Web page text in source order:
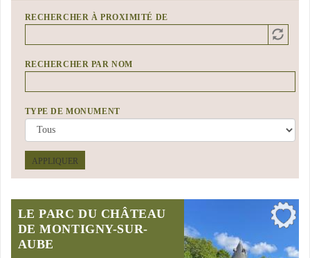
RECHERCHER À PROXIMITÉ DE
RECHERCHER PAR NOM
TYPE DE MONUMENT
APPLIQUER
LE PARC DU CHÂTEAU
DE MONTIGNY-SUR-
AUBE